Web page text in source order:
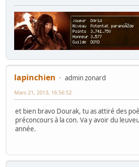
lapinchien
admin zonard
Mars 21, 2013, 16:56:52
et bien bravo Dourak, tu as attiré des
préconcours à la con. Va y avoir du
année.